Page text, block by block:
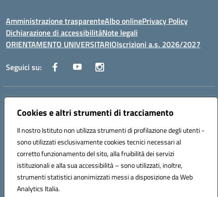
Cookies e altri strumenti di tracciamento
Il nostro Istituto non utilizza strumenti di profilazione degli utenti -
sono utilizzati esclusivamente cookies tecnici necessari al
corretto funzionamento del sito, alla fruibilità dei servizi
istituzionali e alla sua accessibilità – sono utilizzati, inoltre,
strumenti statistici anonimizzati messi a disposizione da Web
Analytics Italia.
Amministrazione trasparenteAlbo onlinePrivacy Policy
Dichiarazione di accessibilitàNote legali
ORIENTAMENTO UNIVERSITARIOIscrizioni a.s. 2026/2027
Seguici su:
Indirizzo:
Centralino:0882 331218 Email:fgps210002@istruzione.it
Codice fiscale: 93071630714
Codice meccanografico:
FGPS210002
Codice unico di fatturazione (CUF): UF7W9K